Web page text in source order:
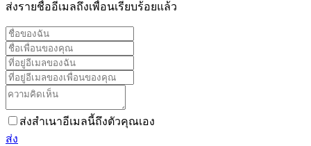
ส่งรายชื่ออีเมลถึงเพื่อนเรียบร้อยแล้ว
ส่งสำเนาอีเมลนี้ถึงตัวคุณเอง
ส่ง